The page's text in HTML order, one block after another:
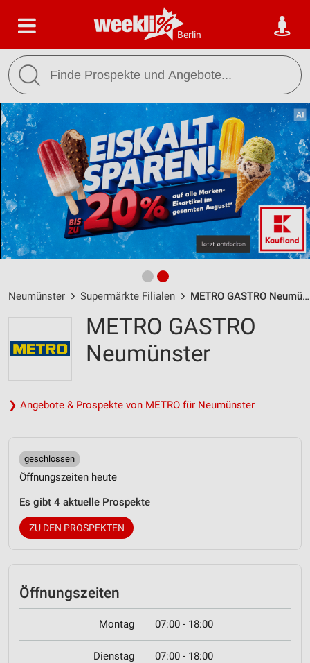
Berlin
Neumünster Supermärkte Filialen METRO GASTRO Neumünster / Leinestraße 42 - Öffnungszeiten & Adresse
METRO GASTRO
Neumünster
❯ Angebote & Prospekte von METRO für Neumünster
geschlossen
Öffnungszeiten heute
Es gibt 4 aktuelle Prospekte
ZU DEN PROSPEKTEN
Öffnungszeiten
Montag 07:00 - 18:00
Dienstag 07:00 - 18:00